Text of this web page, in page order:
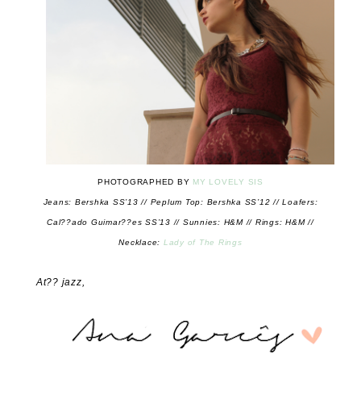
PHOTOGRAPHED BY MY LOVELY SIS
Jeans: Bershka SS’13 // Peplum Top: Bershka SS’12 // Loafers:
Cal??ado Guimar??es SS’13 // Sunnies: H&M // Rings: H&M //
Necklace: Lady of The Rings
At?? jazz,